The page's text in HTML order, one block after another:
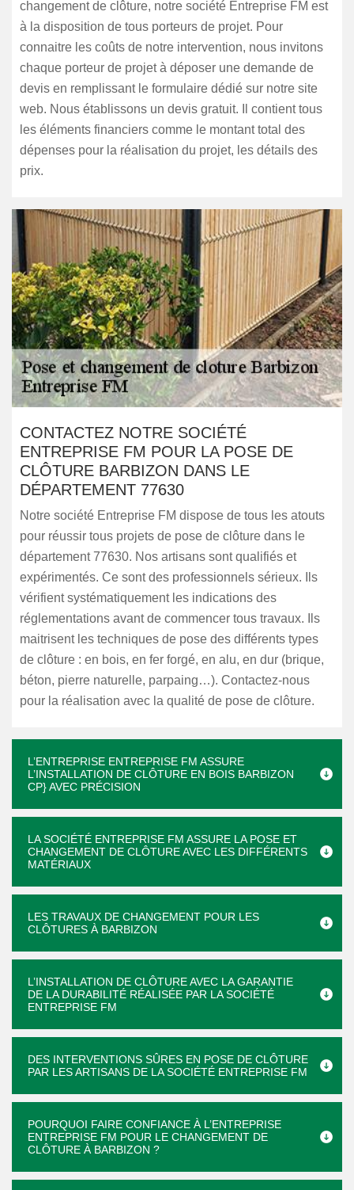
changement de clôture, notre société Entreprise FM est
à la disposition de tous porteurs de projet. Pour
connaitre les coûts de notre intervention, nous invitons
chaque porteur de projet à déposer une demande de
devis en remplissant le formulaire dédié sur notre site
web. Nous établissons un devis gratuit. Il contient tous
les éléments financiers comme le montant total des
dépenses pour la réalisation du projet, les détails des
prix.
CONTACTEZ NOTRE SOCIÉTÉ
ENTREPRISE FM POUR LA POSE DE
CLÔTURE BARBIZON DANS LE
DÉPARTEMENT 77630
Notre société Entreprise FM dispose de tous les atouts
pour réussir tous projets de pose de clôture dans le
département 77630. Nos artisans sont qualifiés et
expérimentés. Ce sont des professionnels sérieux. Ils
vérifient systématiquement les indications des
réglementations avant de commencer tous travaux. Ils
maitrisent les techniques de pose des différents types
de clôture : en bois, en fer forgé, en alu, en dur (brique,
béton, pierre naturelle, parpaing…). Contactez-nous
pour la réalisation avec la qualité de pose de clôture.
L’ENTREPRISE ENTREPRISE FM ASSURE
L’INSTALLATION DE CLÔTURE EN BOIS BARBIZON
CP} AVEC PRÉCISION
LA SOCIÉTÉ ENTREPRISE FM ASSURE LA POSE ET
CHANGEMENT DE CLÔTURE AVEC LES DIFFÉRENTS
MATÉRIAUX
LES TRAVAUX DE CHANGEMENT POUR LES
CLÔTURES À BARBIZON
L’INSTALLATION DE CLÔTURE AVEC LA GARANTIE
DE LA DURABILITÉ RÉALISÉE PAR LA SOCIÉTÉ
ENTREPRISE FM
DES INTERVENTIONS SÛRES EN POSE DE CLÔTURE
PAR LES ARTISANS DE LA SOCIÉTÉ ENTREPRISE FM
POURQUOI FAIRE CONFIANCE À L’ENTREPRISE
ENTREPRISE FM POUR LE CHANGEMENT DE
CLÔTURE À BARBIZON ?